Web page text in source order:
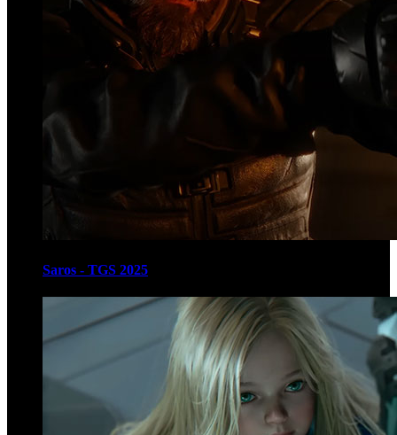
Saros - TGS 2025